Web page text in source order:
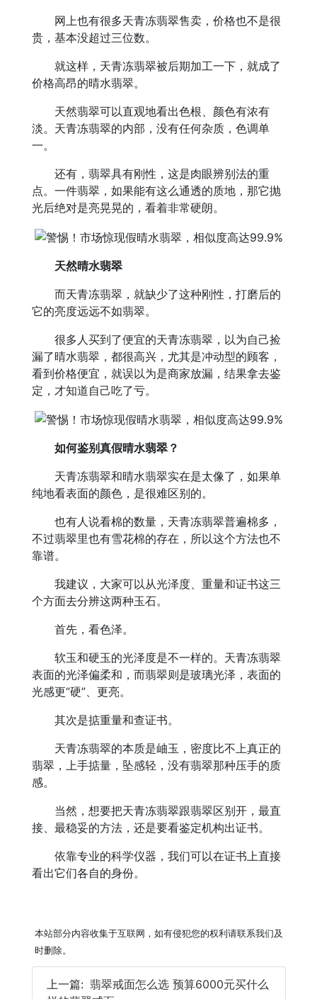
网上也有很多天青冻翡翠售卖，价格也不是很
贵，基本没超过三位数。
就这样，天青冻翡翠被后期加工一下，就成了
价格高昂的晴水翡翠。
天然翡翠可以直观地看出色根、颜色有浓有
淡。天青冻翡翠的内部，没有任何杂质，色调单
一。
还有，翡翠具有刚性，这是肉眼辨别法的重
点。一件翡翠，如果能有这么通透的质地，那它抛
光后绝对是亮晃晃的，看着非常硬朗。
天然晴水翡翠
而天青冻翡翠，就缺少了这种刚性，打磨后的
它的亮度远远不如翡翠。
很多人买到了便宜的天青冻翡翠，以为自己捡
漏了晴水翡翠，都很高兴，尤其是冲动型的顾客，
看到价格便宜，就误以为是商家放漏，结果拿去鉴
定，才知道自己吃了亏。
如何鉴别真假晴水翡翠？
天青冻翡翠和晴水翡翠实在是太像了，如果单
纯地看表面的颜色，是很难区别的。
也有人说看棉的数量，天青冻翡翠普遍棉多，
不过翡翠里也有雪花棉的存在，所以这个方法也不
靠谱。
我建议，大家可以从光泽度、重量和证书这三
个方面去分辨这两种玉石。
首先，看色泽。
软玉和硬玉的光泽度是不一样的。天青冻翡翠
表面的光泽偏柔和，而翡翠则是玻璃光泽，表面的
光感更“硬”、更亮。
其次是掂重量和查证书。
天青冻翡翠的本质是岫玉，密度比不上真正的
翡翠，上手掂量，坠感轻，没有翡翠那种压手的质
感。
当然，想要把天青冻翡翠跟翡翠区别开，最直
接、最稳妥的方法，还是要看鉴定机构出证书。
依靠专业的科学仪器，我们可以在证书上直接
看出它们各自的身份。
本站部分内容收集于互联网，如有侵犯您的权利请联系我们及
时删除。
上一篇: 翡翠戒面怎么选 预算6000元买什么